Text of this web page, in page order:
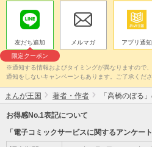
友だち追加
限定クーポン
メルマガ アプリ通知
※通知する情報およびタイミングが異なりますので
通知をしないキャンペーンもあります。ご了承くださ
まんが王国 著者・作者 「高橋のぼる
お得感No.1表記について
「電子コミックサービスに関するアンケート